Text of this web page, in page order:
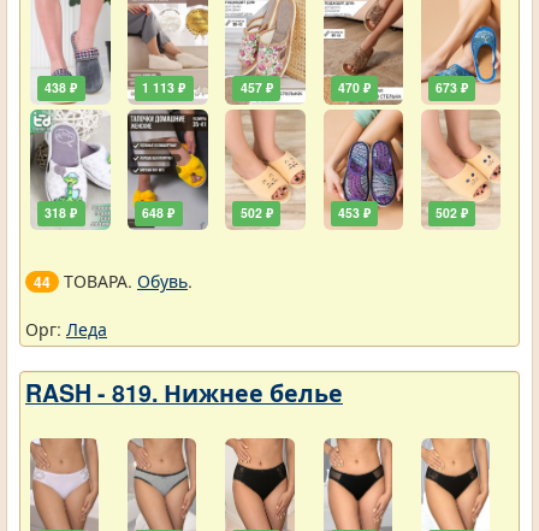
438 ₽
318 ₽
1 113 ₽
648 ₽
457 ₽
502 ₽
470 ₽
453 ₽
673 ₽
502 ₽
44 ТОВАРА. Обувь.
Орг: Леда
RASH - 819. Нижнее белье